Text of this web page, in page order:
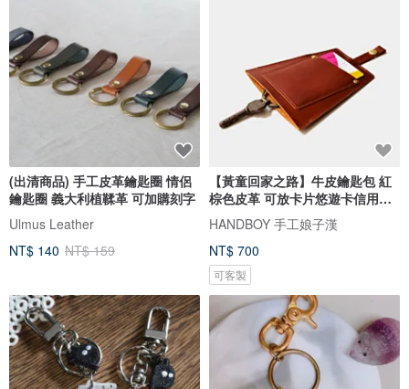
(出清商品) 手工皮革鑰匙圈 情侶
鑰匙圈 義大利植鞣革 可加購刻字
Ulmus Leather
NT$ 140 NT$ 159
【黃童回家之路】牛皮鑰匙包 紅
棕色皮革 可放卡片悠遊卡信用卡
客製刻字當禮物 情人節 禮物
HANDBOY 手工娘子漢
NT$ 700
可客製